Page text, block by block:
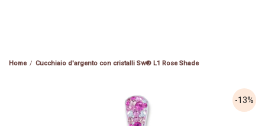
Cucchiaio d'argento con cristalli Sw® L1 Rose Shade
-13%